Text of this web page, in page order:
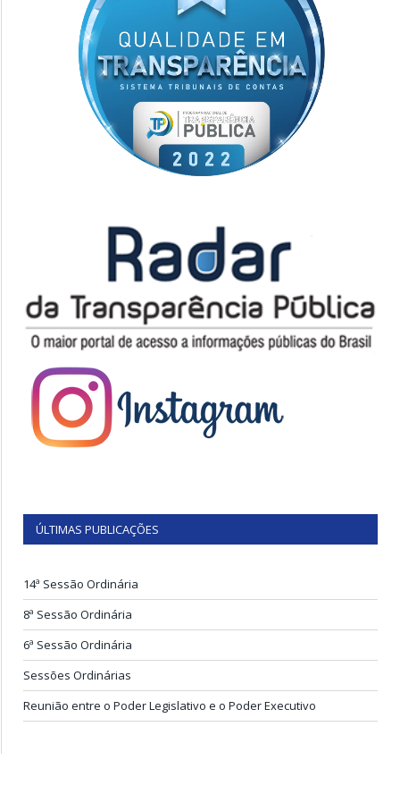
ÚLTIMAS PUBLICAÇÕES
14ª Sessão Ordinária
8ª Sessão Ordinária
6ª Sessão Ordinária
Sessões Ordinárias
Reunião entre o Poder Legislativo e o Poder Executivo